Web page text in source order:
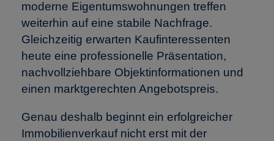
moderne Eigentumswohnungen treffen
weiterhin auf eine stabile Nachfrage.
Gleichzeitig erwarten Kaufinteressenten
heute eine professionelle Präsentation,
nachvollziehbare Objektinformationen und
einen marktgerechten Angebotspreis.
Genau deshalb beginnt ein erfolgreicher
Immobilienverkauf nicht erst mit der